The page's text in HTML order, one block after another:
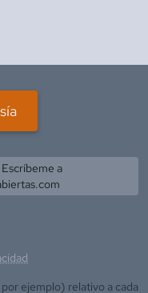
a
ejemplo) relativo a cada